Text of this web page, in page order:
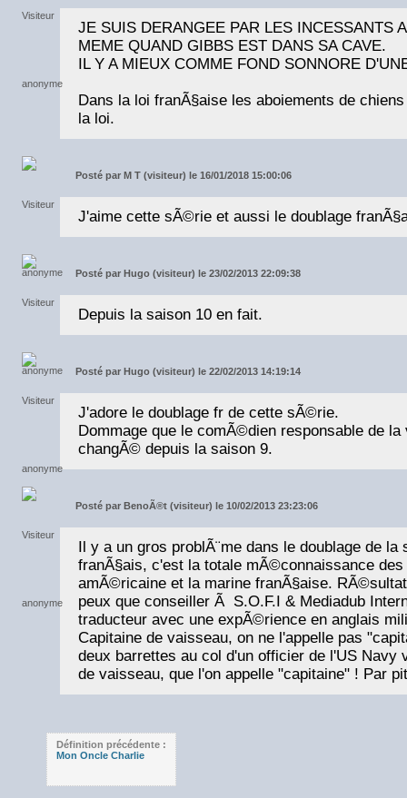
JE SUIS DERANGEE PAR LES INCESSANTS
MEME QUAND GIBBS EST DANS SA CAVE.
IL Y A MIEUX COMME FOND SONNORE
Dans la loi franÃ§aise les aboiements de
la loi.
Posté par M T (visiteur) le 16/01/2018 15:00:06
J'aime cette sÃ©rie et aussi le doublage
Posté par Hugo (visiteur) le 23/02/2013 22:09:38
Depuis la saison 10 en fait.
Posté par Hugo (visiteur) le 22/02/2013 14:19:14
J'adore le doublage fr de cette sÃ©rie.
Dommage que le comÃ©dien responsable de
changÃ© depuis la saison 9.
Posté par BenoÃ®t (visiteur) le 10/02/2013 23:23:06
Il y a un gros problÃ¨me dans le doublage de
franÃ§ais, c'est la totale mÃ©connaissance
amÃ©ricaine et la marine franÃ§aise.
peux que conseiller Ã S.O.F.I & Mediadub
traducteur avec une expÃ©rience en anglais
Capitaine de vaisseau, on ne l'appelle pas
deux barrettes au col d'un officier de l'US Navy
de vaisseau, que l'on appelle "capitaine" ! Par
Définition précédente :
Mon Oncle Charlie